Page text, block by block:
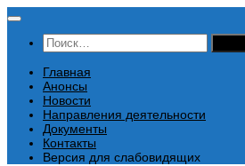
Перейти
содержимому
Найти:
Главная
Анонсы
Новости
Направления деятельности
Документы
Контакты
Версия для слабовидящих